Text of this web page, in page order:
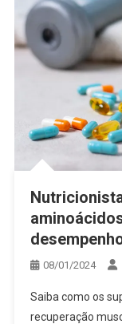
08/01/2024
Saiba como os
recuperação